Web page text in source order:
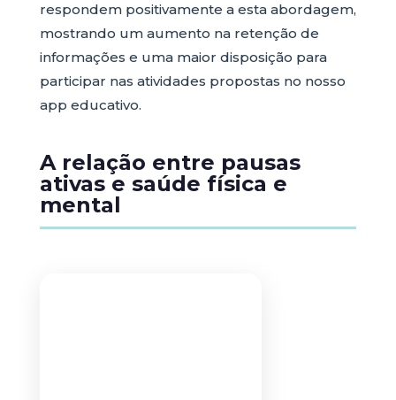
respondem positivamente a esta abordagem,
mostrando um aumento na retenção de
informações e uma maior disposição para
participar nas atividades propostas no nosso
app educativo.
A relação entre pausas
ativas e saúde física e
mental